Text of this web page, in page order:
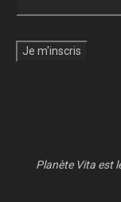
Planète Vita est